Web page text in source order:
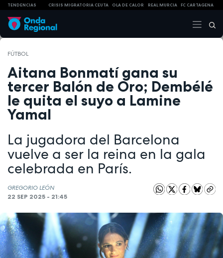
TENDENCIAS CRISIS MIGRATORIA CEUTA OLA DE CALOR REAL MURCIA FC CARTAGENA
FÚTBOL
Aitana Bonmatí gana su
tercer Balón de Oro; Dembélé
le quita el suyo a Lamine
Yamal
La jugadora del Barcelona
vuelve a ser la reina en la gala
celebrada en París.
GREGORIO LEÓN
22 SEP 2025 - 21:45